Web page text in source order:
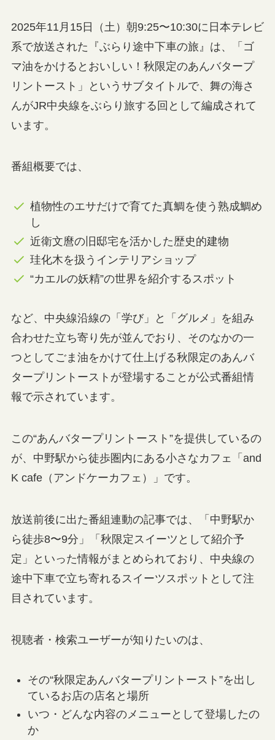
2025年11月15日（土）朝9:25〜10:30に日本テレビ
系で放送された『ぶらり途中下車の旅』は、「ゴ
マ油をかけるとおいしい！秋限定のあんバタープ
リントースト」というサブタイトルで、舞の海さ
んがJR中央線をぶらり旅する回として編成されて
います。
番組概要では、
植物性のエサだけで育てた真鯛を使う熟成鯛め
し
近衛文麿の旧邸宅を活かした歴史的建物
珪化木を扱うインテリアショップ
“カエルの妖精”の世界を紹介するスポット
など、中央線沿線の「学び」と「グルメ」を組み
合わせた立ち寄り先が並んでおり、そのなかの一
つとしてごま油をかけて仕上げる秋限定のあんバ
タープリントーストが登場することが公式番組情
報で示されています。
この“あんバタープリントースト”を提供しているの
が、中野駅から徒歩圏内にある小さなカフェ「and
K cafe（アンドケーカフェ）」です。
放送前後に出た番組連動の記事では、「中野駅か
ら徒歩8〜9分」「秋限定スイーツとして紹介予
定」といった情報がまとめられており、中央線の
途中下車で立ち寄れるスイーツスポットとして注
目されています。
視聴者・検索ユーザーが知りたいのは、
その“秋限定あんバタープリントースト”を出し
ているお店の店名と場所
いつ・どんな内容のメニューとして登場したの
か